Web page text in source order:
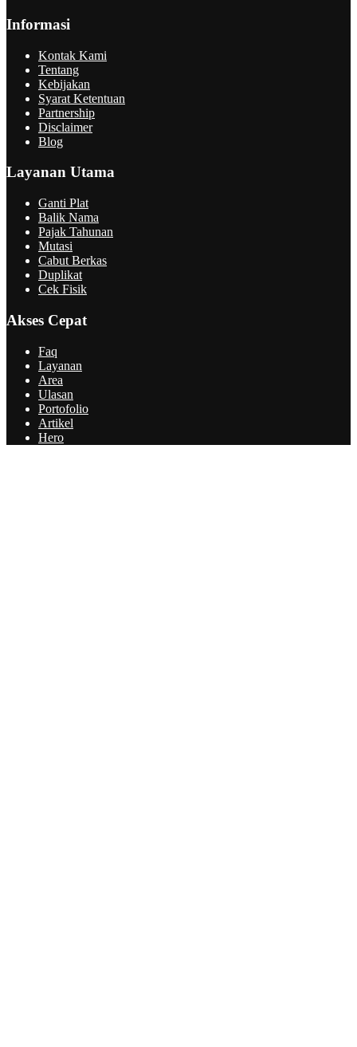
Informasi
Kontak Kami
Tentang
Kebijakan
Syarat Ketentuan
Partnership
Disclaimer
Blog
Layanan Utama
Ganti Plat
Balik Nama
Pajak Tahunan
Mutasi
Cabut Berkas
Duplikat
Cek Fisik
Akses Cepat
Faq
Layanan
Area
Ulasan
Portofolio
Artikel
Hero